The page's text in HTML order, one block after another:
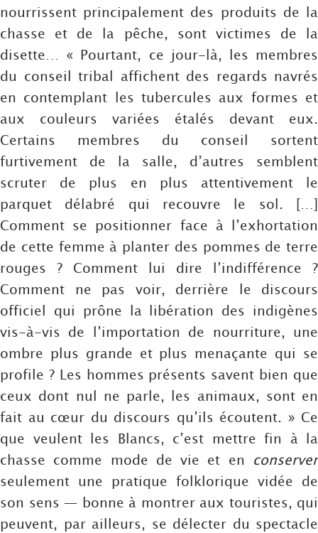
nourrissent principalement des produits de la
chasse et de la pêche, sont victimes de la
disette… « Pourtant, ce jour-là, les membres
du conseil tribal affichent des regards navrés
en contemplant les tubercules aux formes et
aux couleurs variées étalés devant eux.
Certains membres du conseil sortent
furtivement de la salle, d’autres semblent
scruter de plus en plus attentivement le
parquet délabré qui recouvre le sol. […]
Comment se positionner face à l’exhortation
de cette femme à planter des pommes de terre
rouges ? Comment lui dire l’indifférence ?
Comment ne pas voir, derrière le discours
officiel qui prône la libération des indigènes
vis-à-vis de l’importation de nourriture, une
ombre plus grande et plus menaçante qui se
profile ? Les hommes présents savent bien que
ceux dont nul ne parle, les animaux, sont en
fait au cœur du discours qu’ils écoutent. » Ce
que veulent les Blancs, c’est mettre fin à la
chasse comme mode de vie et en conserver
seulement une pratique folklorique vidée de
son sens — bonne à montrer aux touristes, qui
peuvent, par ailleurs, se délecter du spectacle